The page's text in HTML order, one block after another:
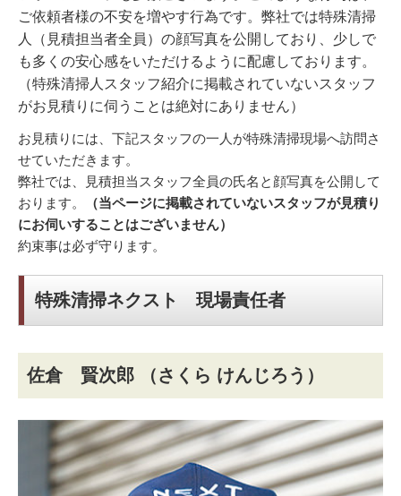
ご依頼者様の不安を増やす行為です。弊社では特殊清掃
人（見積担当者全員）の顔写真を公開しており、少しで
も多くの安心感をいただけるように配慮しております。
（特殊清掃人スタッフ紹介に掲載されていないスタッフ
がお見積りに伺うことは絶対にありません）
お見積りには、下記スタッフの一人が特殊清掃現場へ訪問さ
せていただきます。
弊社では、見積担当スタッフ全員の氏名と顔写真を公開して
おります。
（当ページに掲載されていないスタッフが見積り
にお伺いすることはございません）
約束事は必ず守ります。
特殊清掃ネクスト 現場責任者
佐倉 賢次郎 （さくら けんじろう）